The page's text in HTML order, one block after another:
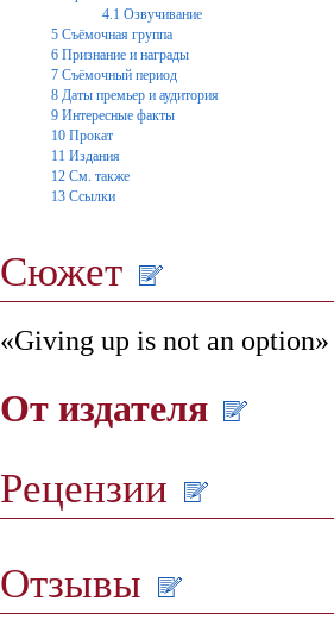
4.1 Озвучивание
5 Съёмочная группа
6 Признание и награды
7 Съёмочный период
8 Даты премьер и аудитория
9 Интересные факты
10 Прокат
11 Издания
12 См. также
13 Ссылки
Сюжет
«Giving up is not an option»
От издателя
Рецензии
Отзывы